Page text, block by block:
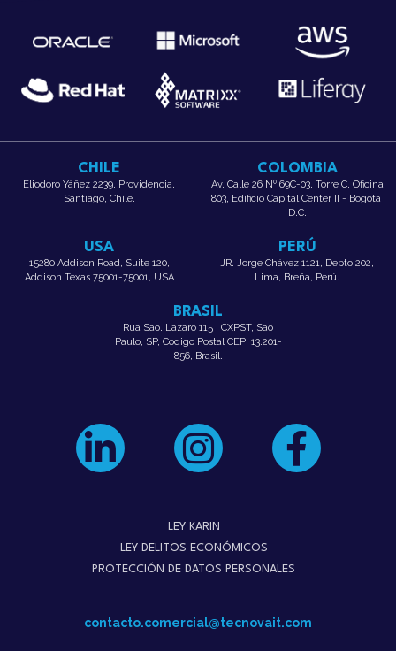
CHILE
Eliodoro Yáñez 2239, Providencia,
Santiago, Chile.
COLOMBIA
Av. Calle 26 Nº 69C-03, Torre C, Oficina
803, Edificio Capital Center II - Bogotá
D.C.
USA
15280 Addison Road, Suite 120,
Addison Texas 75001-75001, USA
PERÚ
JR. Jorge Chávez 1121, Depto 202,
Lima, Breña, Perú.
BRASIL
Rua Sao. Lazaro 115 , CXPST, Sao
Paulo, SP, Codigo Postal CEP: 13.201-
856, Brasil.
LEY KARIN
LEY DELITOS ECONÓMICOS
PROTECCIÓN DE DATOS PERSONALES
contacto.comercial@tecnovait.com